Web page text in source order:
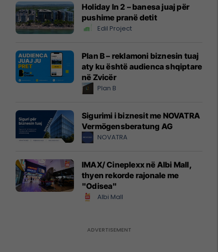
Holiday In 2 – banesa juaj për
pushime pranë detit
Edil Project
Plan B – reklamoni biznesin tuaj
aty ku është audienca shqiptare
në Zvicër
Plan B
Sigurimi i biznesit me NOVATRA
Vermögensberatung AG
NOVATRA
IMAX/ Cineplexx në Albi Mall,
thyen rekorde rajonale me
"Odisea"
Albi Mall